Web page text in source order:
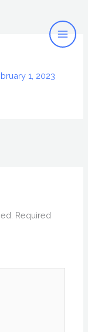
1, 2023
Required